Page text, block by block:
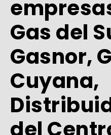
Gas del
Gasnor,
Cuyana,